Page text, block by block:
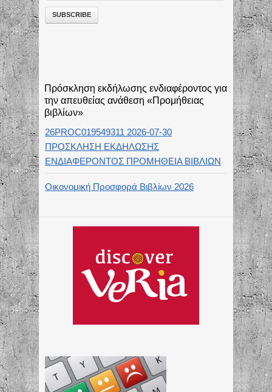
Πρόσκληση εκδήλωσης ενδιαφέροντος για
την απευθείας ανάθεση «Προμήθειας
βιβλίων»
26PROC019549311 2026-07-30
ΠΡΟΣΚΛΗΣΗ ΕΚΔΗΛΩΣΗΣ
ΕΝΔΙΑΦΕΡΟΝΤΟΣ ΠΡΟΜΗΘΕΙΑ ΒΙΒΛΙΩΝ
Οικονομική Προσφορά Βιβλίων 2026